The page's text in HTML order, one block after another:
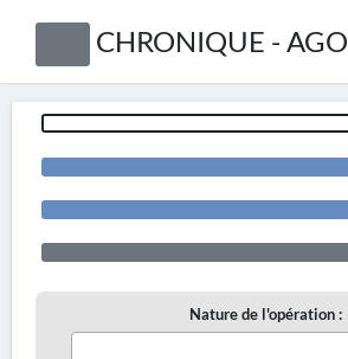
CHRONIQUE - AGO
Nature de l'opération :